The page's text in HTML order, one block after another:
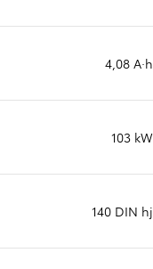
4,08 A·h
103 kW
140 DIN hj